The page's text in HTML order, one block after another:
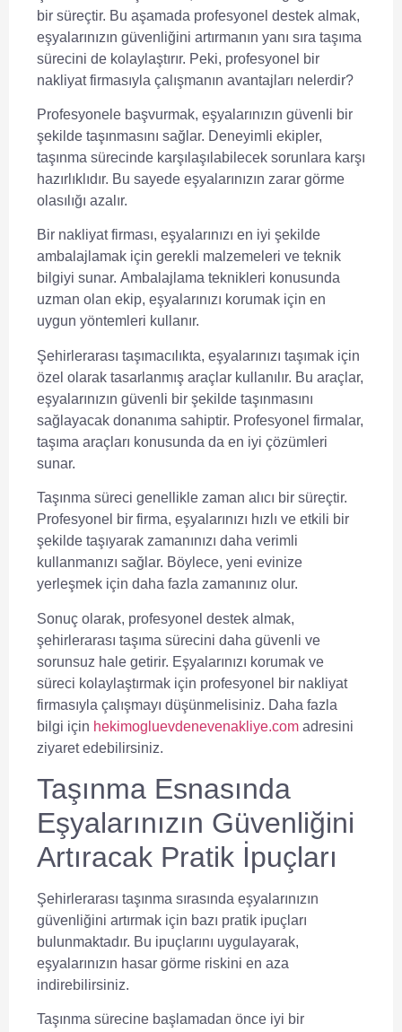
bir süreçtir. Bu aşamada profesyonel destek almak,
eşyalarınızın güvenliğini artırmanın yanı sıra taşıma
sürecini de kolaylaştırır. Peki, profesyonel bir
nakliyat firmasıyla çalışmanın avantajları nelerdir?
Profesyonele başvurmak, eşyalarınızın güvenli bir
şekilde taşınmasını sağlar. Deneyimli ekipler,
taşınma sürecinde karşılaşılabilecek sorunlara karşı
hazırlıklıdır. Bu sayede eşyalarınızın zarar görme
olasılığı azalır.
Bir nakliyat firması, eşyalarınızı en iyi şekilde
ambalajlamak için gerekli malzemeleri ve teknik
bilgiyi sunar. Ambalajlama teknikleri konusunda
uzman olan ekip, eşyalarınızı korumak için en
uygun yöntemleri kullanır.
Şehirlerarası taşımacılıkta, eşyalarınızı taşımak için
özel olarak tasarlanmış araçlar kullanılır. Bu araçlar,
eşyalarınızın güvenli bir şekilde taşınmasını
sağlayacak donanıma sahiptir. Profesyonel firmalar,
taşıma araçları konusunda da en iyi çözümleri
sunar.
Taşınma süreci genellikle zaman alıcı bir süreçtir.
Profesyonel bir firma, eşyalarınızı hızlı ve etkili bir
şekilde taşıyarak zamanınızı daha verimli
kullanmanızı sağlar. Böylece, yeni evinize
yerleşmek için daha fazla zamanınız olur.
Sonuç olarak, profesyonel destek almak,
şehirlerarası taşıma sürecini daha güvenli ve
sorunsuz hale getirir. Eşyalarınızı korumak ve
süreci kolaylaştırmak için profesyonel bir nakliyat
firmasıyla çalışmayı düşünmelisiniz. Daha fazla
bilgi için hekimogluevdenevenakliye.com adresini
ziyaret edebilirsiniz.
Taşınma Esnasında
Eşyalarınızın Güvenliğini
Artıracak Pratik İpuçları
Şehirlerarası taşınma sırasında eşyalarınızın
güvenliğini artırmak için bazı pratik ipuçları
bulunmaktadır. Bu ipuçlarını uygulayarak,
eşyalarınızın hasar görme riskini en aza
indirebilirsiniz.
Taşınma sürecine başlamadan önce iyi bir